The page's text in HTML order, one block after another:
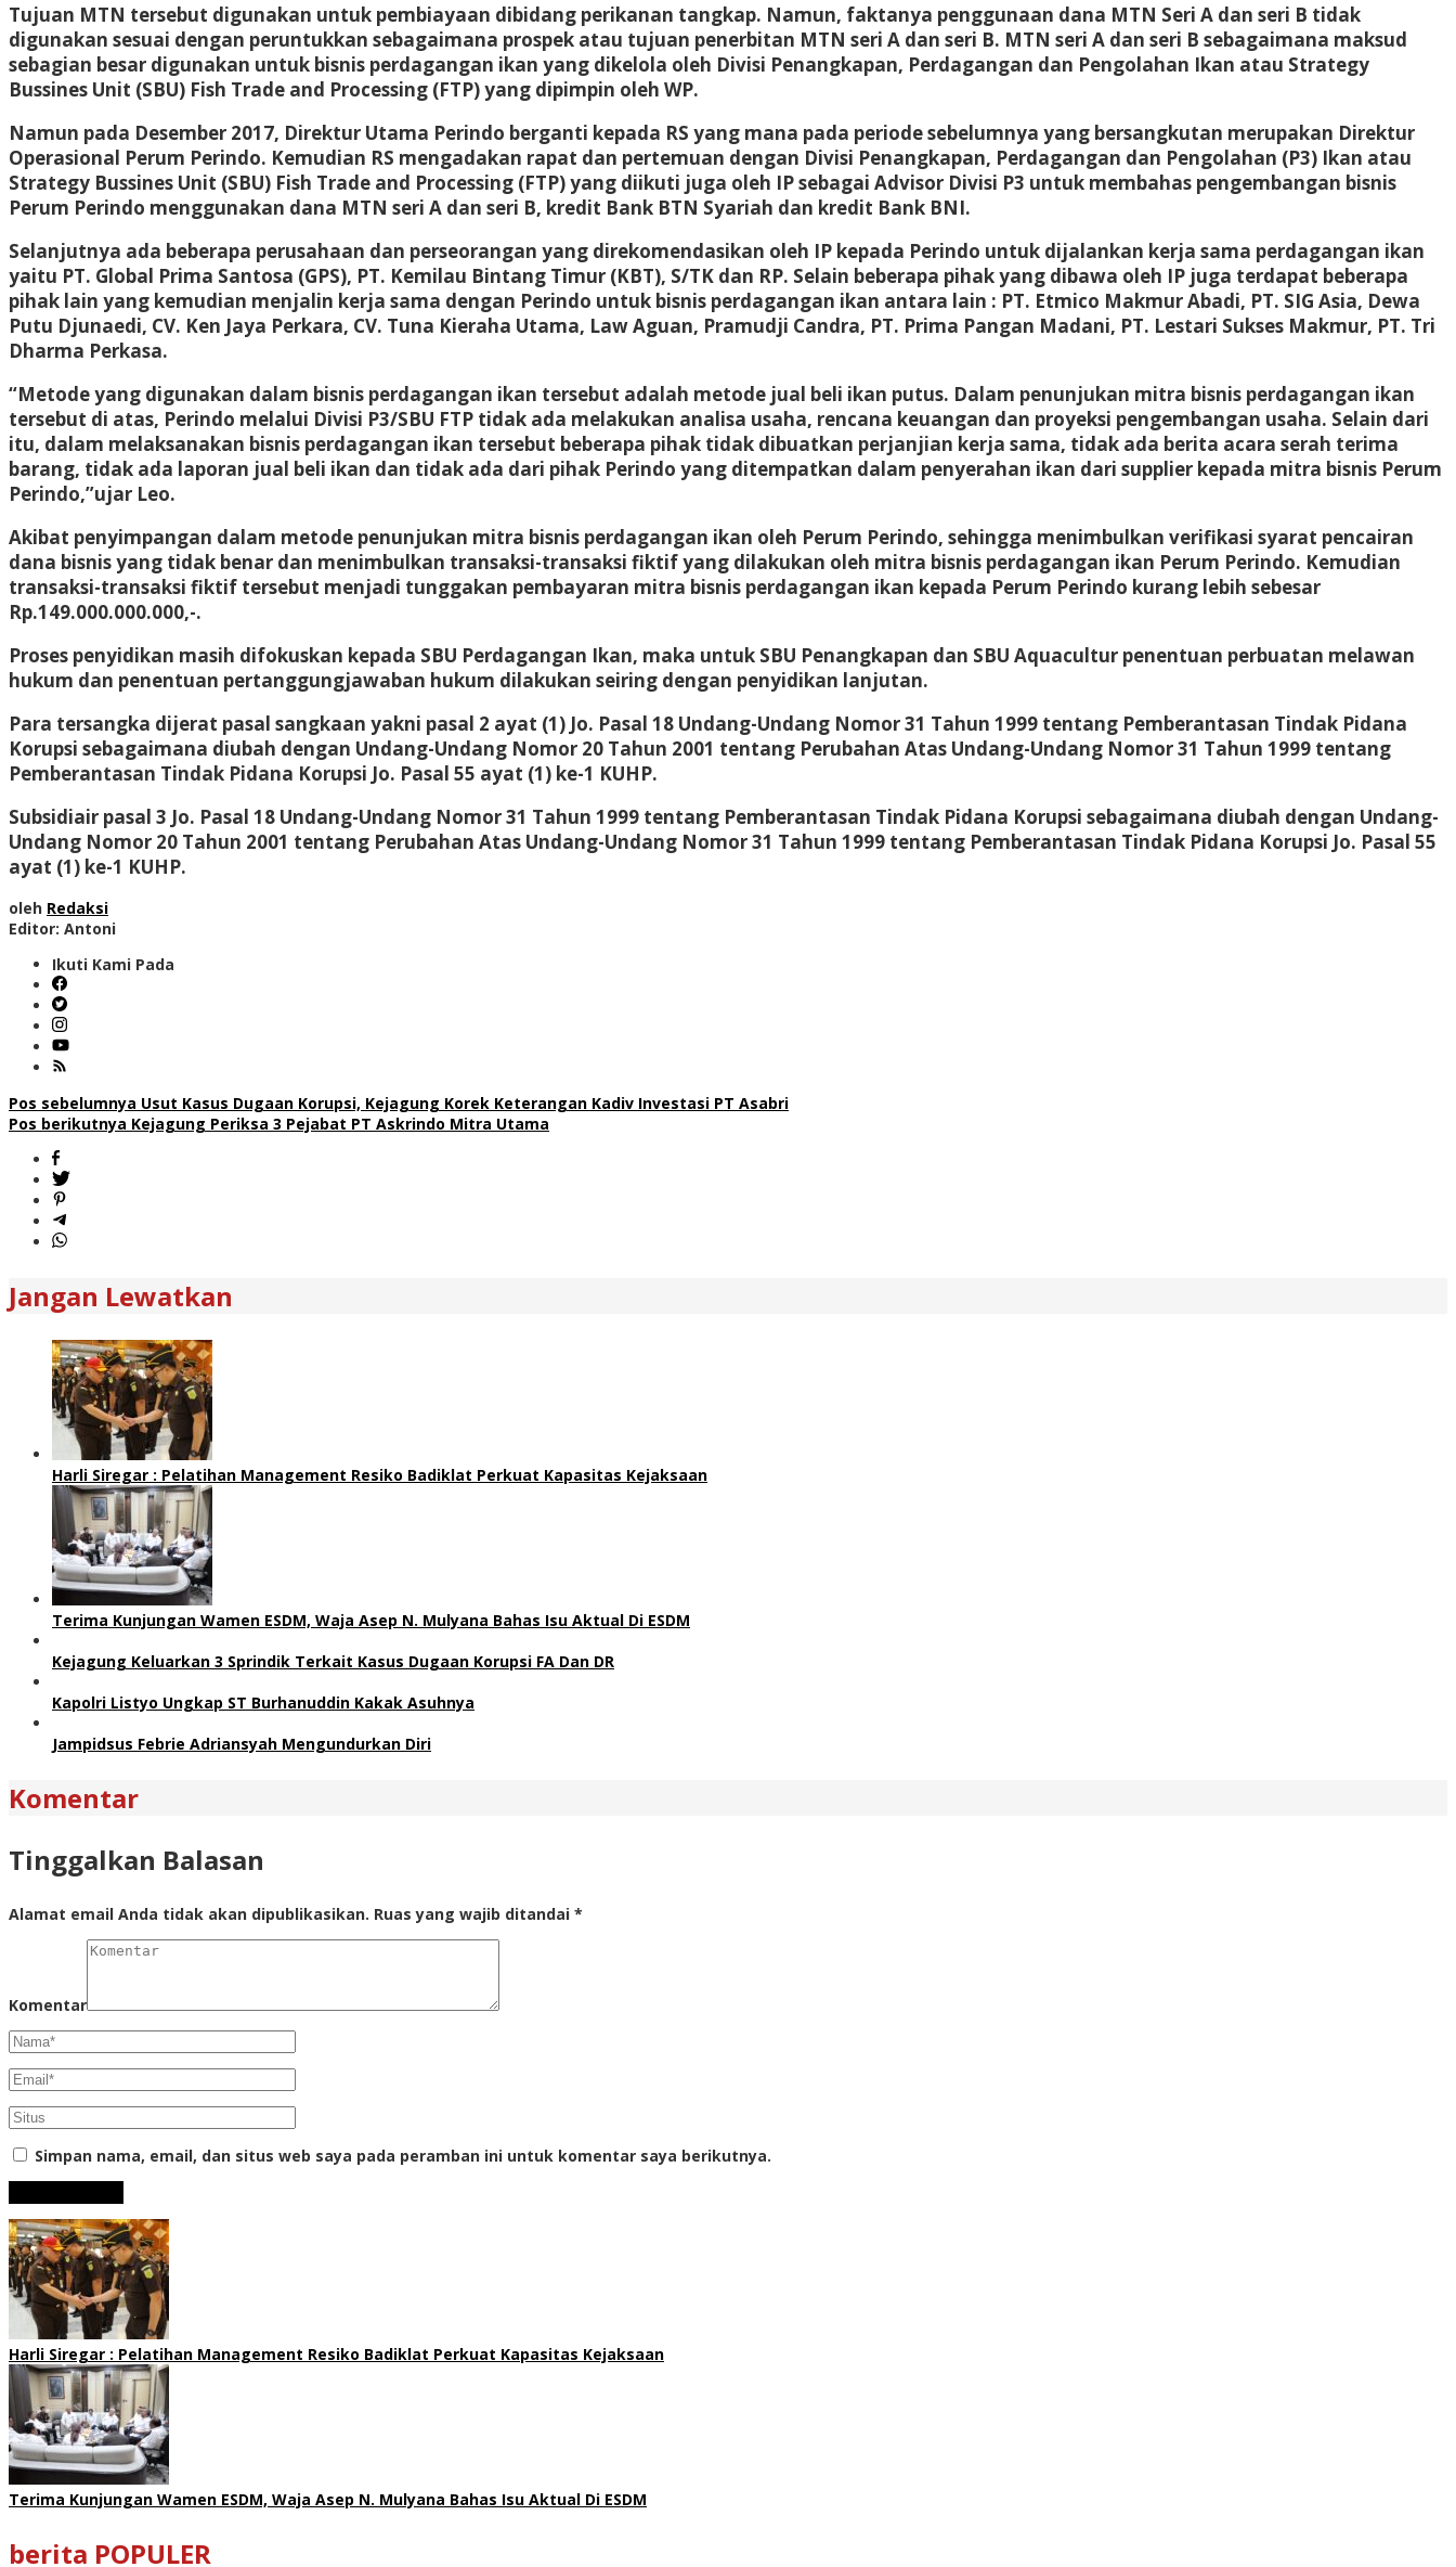
Tujuan MTN tersebut digunakan untuk pembiayaan dibidang perikanan tangkap. Namun, faktanya penggunaan dana MTN Seri A dan seri B tidak
digunakan sesuai dengan peruntukkan sebagaimana prospek atau tujuan penerbitan MTN seri A dan seri B. MTN seri A dan seri B sebagaimana maksud
sebagian besar digunakan untuk bisnis perdagangan ikan yang dikelola oleh Divisi Penangkapan, Perdagangan dan Pengolahan Ikan atau Strategy
Bussines Unit (SBU) Fish Trade and Processing (FTP) yang dipimpin oleh WP.
Namun pada Desember 2017, Direktur Utama Perindo berganti kepada RS yang mana pada periode sebelumnya yang bersangkutan merupakan Direktur
Operasional Perum Perindo. Kemudian RS mengadakan rapat dan pertemuan dengan Divisi Penangkapan, Perdagangan dan Pengolahan (P3) Ikan atau
Strategy Bussines Unit (SBU) Fish Trade and Processing (FTP) yang diikuti juga oleh IP sebagai Advisor Divisi P3 untuk membahas pengembangan bisnis
Perum Perindo menggunakan dana MTN seri A dan seri B, kredit Bank BTN Syariah dan kredit Bank BNI.
Selanjutnya ada beberapa perusahaan dan perseorangan yang direkomendasikan oleh IP kepada Perindo untuk dijalankan kerja sama perdagangan ikan
yaitu PT. Global Prima Santosa (GPS), PT. Kemilau Bintang Timur (KBT), S/TK dan RP. Selain beberapa pihak yang dibawa oleh IP juga terdapat beberapa
pihak lain yang kemudian menjalin kerja sama dengan Perindo untuk bisnis perdagangan ikan antara lain : PT. Etmico Makmur Abadi, PT. SIG Asia, Dewa
Putu Djunaedi, CV. Ken Jaya Perkara, CV. Tuna Kieraha Utama, Law Aguan, Pramudji Candra, PT. Prima Pangan Madani, PT. Lestari Sukses Makmur, PT. Tri
Dharma Perkasa.
“Metode yang digunakan dalam bisnis perdagangan ikan tersebut adalah metode jual beli ikan putus. Dalam penunjukan mitra bisnis perdagangan ikan
tersebut di atas, Perindo melalui Divisi P3/SBU FTP tidak ada melakukan analisa usaha, rencana keuangan dan proyeksi pengembangan usaha. Selain dari
itu, dalam melaksanakan bisnis perdagangan ikan tersebut beberapa pihak tidak dibuatkan perjanjian kerja sama, tidak ada berita acara serah terima
barang, tidak ada laporan jual beli ikan dan tidak ada dari pihak Perindo yang ditempatkan dalam penyerahan ikan dari supplier kepada mitra bisnis Perum
Perindo,”ujar Leo.
Akibat penyimpangan dalam metode penunjukan mitra bisnis perdagangan ikan oleh Perum Perindo, sehingga menimbulkan verifikasi syarat pencairan
dana bisnis yang tidak benar dan menimbulkan transaksi-transaksi fiktif yang dilakukan oleh mitra bisnis perdagangan ikan Perum Perindo. Kemudian
transaksi-transaksi fiktif tersebut menjadi tunggakan pembayaran mitra bisnis perdagangan ikan kepada Perum Perindo kurang lebih sebesar
Rp.149.000.000.000,-.
Proses penyidikan masih difokuskan kepada SBU Perdagangan Ikan, maka untuk SBU Penangkapan dan SBU Aquacultur penentuan perbuatan melawan
hukum dan penentuan pertanggungjawaban hukum dilakukan seiring dengan penyidikan lanjutan.
Para tersangka dijerat pasal sangkaan yakni pasal 2 ayat (1) Jo. Pasal 18 Undang-Undang Nomor 31 Tahun 1999 tentang Pemberantasan Tindak Pidana
Korupsi sebagaimana diubah dengan Undang-Undang Nomor 20 Tahun 2001 tentang Perubahan Atas Undang-Undang Nomor 31 Tahun 1999 tentang
Pemberantasan Tindak Pidana Korupsi Jo. Pasal 55 ayat (1) ke-1 KUHP.
Subsidiair pasal 3 Jo. Pasal 18 Undang-Undang Nomor 31 Tahun 1999 tentang Pemberantasan Tindak Pidana Korupsi sebagaimana diubah dengan Undang-
Undang Nomor 20 Tahun 2001 tentang Perubahan Atas Undang-Undang Nomor 31 Tahun 1999 tentang Pemberantasan Tindak Pidana Korupsi Jo. Pasal 55
ayat (1) ke-1 KUHP.
oleh Redaksi
Editor: Antoni
Ikuti Kami Pada
Navigasi
pos
Pos sebelumnya Usut Kasus Dugaan Korupsi, Kejagung Korek Keterangan Kadiv Investasi PT Asabri
Pos berikutnya Kejagung Periksa 3 Pejabat PT Askrindo Mitra Utama
Jangan Lewatkan
Harli Siregar : Pelatihan Management Resiko Badiklat Perkuat Kapasitas Kejaksaan
Terima Kunjungan Wamen ESDM, Waja Asep N. Mulyana Bahas Isu Aktual Di ESDM
Kejagung Keluarkan 3 Sprindik Terkait Kasus Dugaan Korupsi FA Dan DR
Kapolri Listyo Ungkap ST Burhanuddin Kakak Asuhnya
Jampidsus Febrie Adriansyah Mengundurkan Diri
Komentar
Tinggalkan Balasan
Alamat email Anda tidak akan dipublikasikan. Ruas yang wajib ditandai *
Komentar
Simpan nama, email, dan situs web saya pada peramban ini untuk komentar saya berikutnya.
Harli Siregar : Pelatihan Management Resiko Badiklat Perkuat Kapasitas Kejaksaan
Terima Kunjungan Wamen ESDM, Waja Asep N. Mulyana Bahas Isu Aktual Di ESDM
berita POPULER